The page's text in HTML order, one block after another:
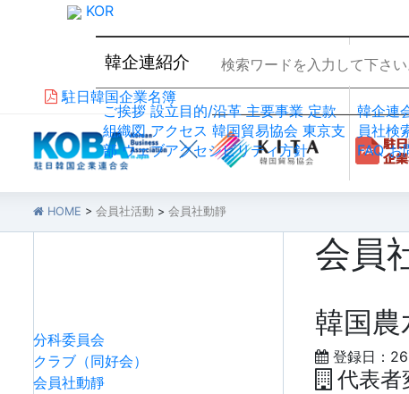
韓企連紹介
ご挨拶 設立目的/沿革 主要事業 定款
組織図 アクセス 韓国貿易協会 東京支
部 ウェブアクセシビリティ方針
会員
韓企連
員社検
FAQ お
駐日韓国企業名簿
KOR
HOME > 会員社活動 > 会員社動靜
分科委員会
クラブ（同好会）
会員社動靜
会員
韓国農
登録日：
代表者